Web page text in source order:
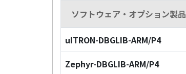
ソフトウェア・オプション製品
uITRON-DBGLIB-ARM/P4
Zephyr-DBGLIB-ARM/P4